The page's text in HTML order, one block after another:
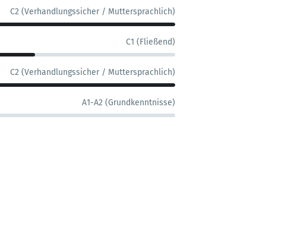
C2 (Verhandlungssicher / Muttersprachlich)
C1 (Fließend)
C2 (Verhandlungssicher / Muttersprachlich)
A1-A2 (Grundkenntnisse)